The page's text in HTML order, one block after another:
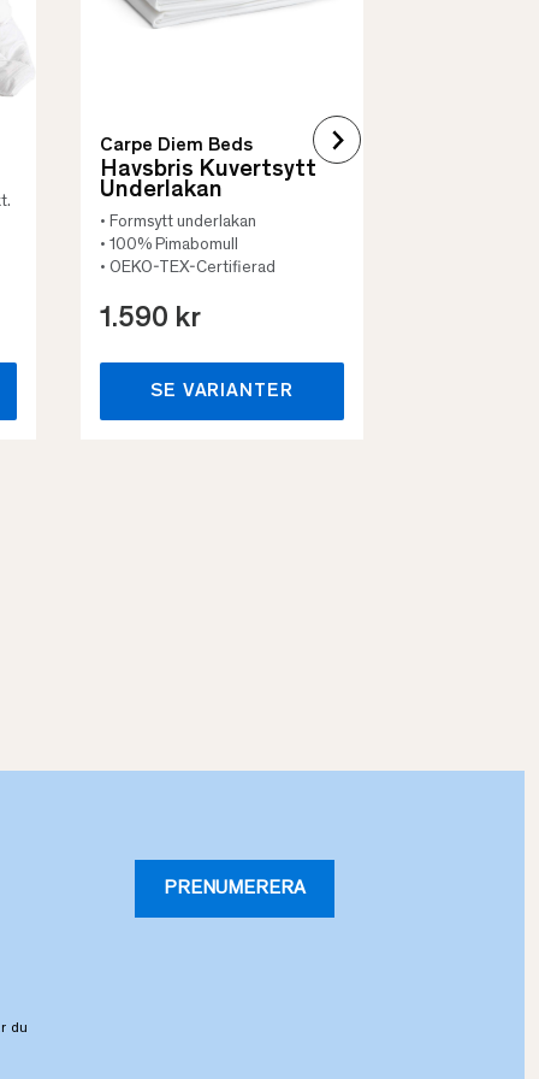
Carpe Diem Beds
Havsbris Kuvertsytt
Underlakan
• Formsytt underlakan
• 100% Pimabomull
• OEKO-TEX-Certifierad
1.590 kr
SE VARIANTER
PRENUMERERA
du